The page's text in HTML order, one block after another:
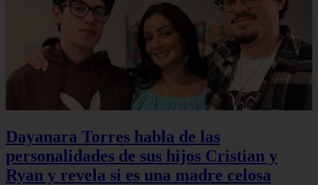
Dayanara Torres habla de las
personalidades de sus hijos Cristian y
Ryan y revela si es una madre celosa